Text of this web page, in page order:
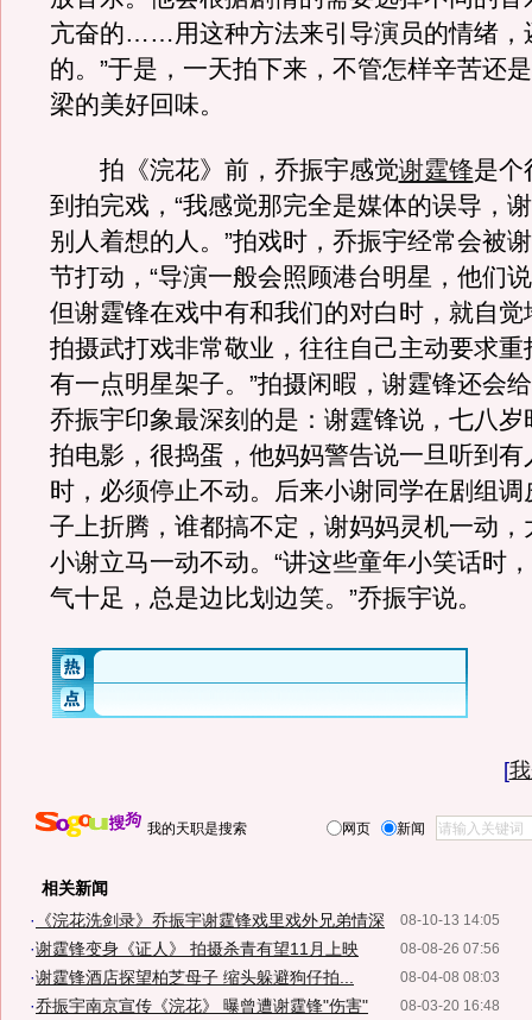
亢奋的……用这种方法来引导演员的情绪，
的。”于是，一天拍下来，不管怎样辛苦还
梁的美好回味。
拍《浣花》前，乔振宇感觉谢霆锋是个
到拍完戏，“我感觉那完全是媒体的误导，
别人着想的人。”拍戏时，乔振宇经常会被
节打动，“导演一般会照顾港台明星，他们
但谢霆锋在戏中有和我们的对白时，就自觉
拍摄武打戏非常敬业，往往自己主动要求重
有一点明星架子。”拍摄闲暇，谢霆锋还会
乔振宇印象最深刻的是：谢霆锋说，七八岁
拍电影，很捣蛋，他妈妈警告说一旦听到
时，必须停止不动。后来小谢同学在剧组调
子上折腾，谁都搞不定，谢妈妈灵机一动
小谢立马一动不动。“讲这些童年小笑话时
气十足，总是边比划边笑。”乔振宇说。
[
我的天职是搜索 网页 新闻
相关新闻
08-10-13 14:05
· 《浣花洗剑录》乔振宇谢霆锋戏里戏外兄弟情深
08-08-26 07:56
·谢霆锋变身《证人》 拍摄杀青有望11月上映
08-04-08 08:03
·谢霆锋酒店探望柏芝母子 缩头躲避狗仔拍...
08-03-20 16:48
·乔振宇南京宣传《浣花》 曝曾遭谢霆锋"伤害"